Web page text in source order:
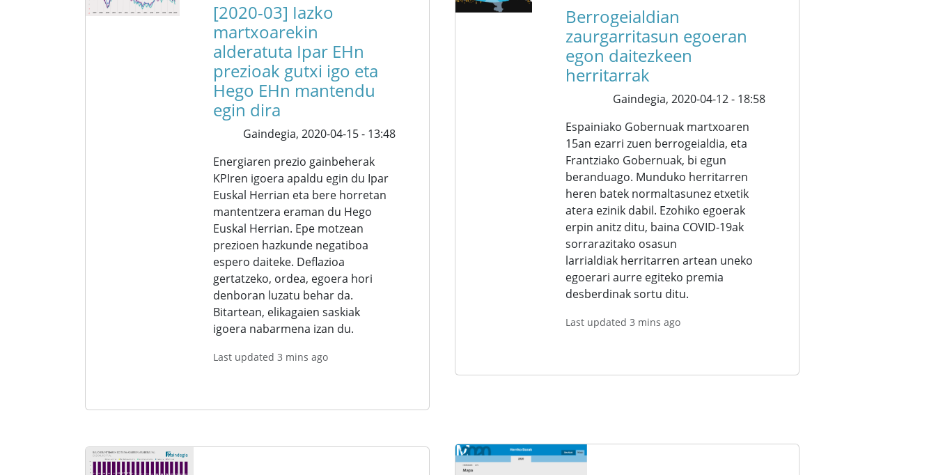
[2020-03] Iazko
martxoarekin
alderatuta Ipar EHn
prezioak gutxi igo eta
Hego EHn mantendu
egin dira
Gaindegia, 2020-04-15 - 13:48
Energiaren prezio gainbeherak
KPIren igoera apaldu egin du Ipar
Euskal Herrian eta bere horretan
mantentzera eraman du Hego
Euskal Herrian. Epe motzean
prezioen hazkunde negatiboa
espero daiteke. Deflazioa
gertatzeko, ordea, egoera hori
denboran luzatu behar da.
Bitartean, elikagaien saskiak
igoera nabarmena izan du.
Last updated 3 mins ago
Berrogeialdian
zaurgarritasun egoeran
egon daitezkeen
herritarrak
Gaindegia, 2020-04-12 - 18:58
Espainiako Gobernuak martxoaren
15an ezarri zuen berrogeialdia, eta
Frantziako Gobernuak, bi egun
beranduago. Munduko herritarren
heren batek normaltasunez etxetik
atera ezinik dabil. Ezohiko egoerak
erpin anitz ditu, baina COVID-19ak
sorrarazitako osasun
larrialdiak herritarren artean uneko
egoerari aurre egiteko premia
desberdinak sortu ditu.
Last updated 3 mins ago